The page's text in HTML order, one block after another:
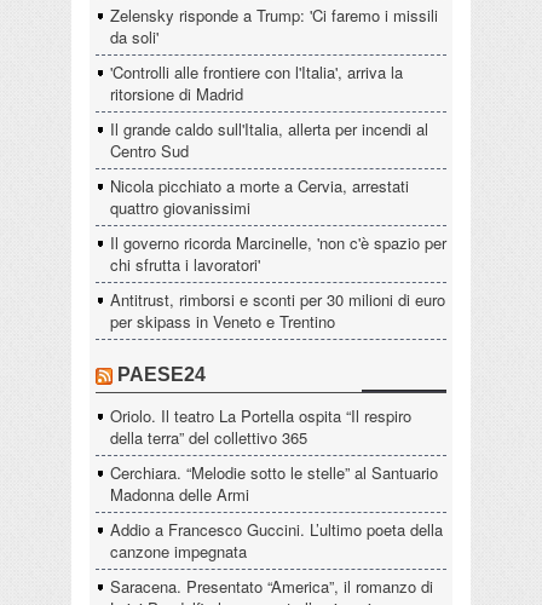
Zelensky risponde a Trump: 'Ci faremo i missili
da soli'
'Controlli alle frontiere con l'Italia', arriva la
ritorsione di Madrid
Il grande caldo sull'Italia, allerta per incendi al
Centro Sud
Nicola picchiato a morte a Cervia, arrestati
quattro giovanissimi
Il governo ricorda Marcinelle, 'non c'è spazio per
chi sfrutta i lavoratori'
Antitrust, rimborsi e sconti per 30 milioni di euro
per skipass in Veneto e Trentino
PAESE24
Oriolo. Il teatro La Portella ospita “Il respiro
della terra” del collettivo 365
Cerchiara. “Melodie sotto le stelle” al Santuario
Madonna delle Armi
Addio a Francesco Guccini. L’ultimo poeta della
canzone impegnata
Saracena. Presentato “America”, il romanzo di